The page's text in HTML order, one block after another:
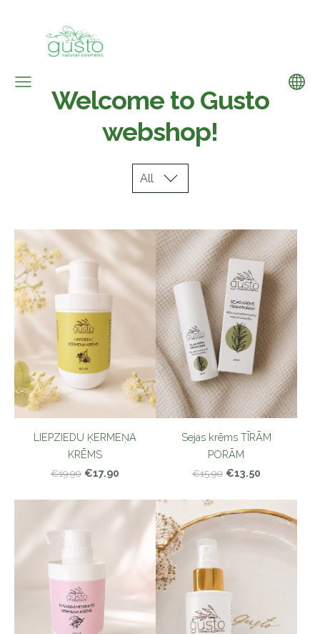
Welcome to Gusto
webshop!
All
LIEPZIEDU ĶERMEŅA
KRĒMS
€19.90 €17.90
Sejas krēms TĪRĀM
PORĀM
€15.90 €13.50